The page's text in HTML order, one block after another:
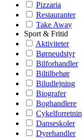
Pizzaria
Restauranter
Take Away
Sport & Fritid
Aktiviteter
Børneudstyr
Bilforhandler
Biltilbehør
Biludlejning
Biografer
Boghandlere
Danseskoler
Dyrehandler